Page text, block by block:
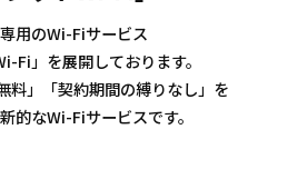
用のWi-Fiサービス
Fi」を展開しております。
料」「契約期間の縛りなし」を
的なWi-Fiサービスです。